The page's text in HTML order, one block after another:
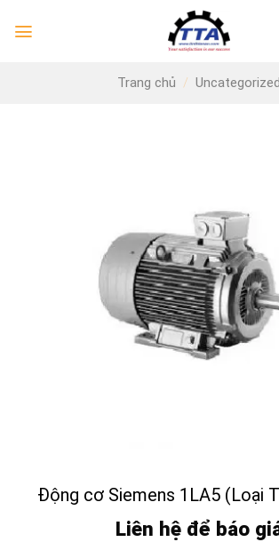
Trang chủ / Uncategorized
Động cơ Siemens 1LA5 (Loại
Liên hệ để báo